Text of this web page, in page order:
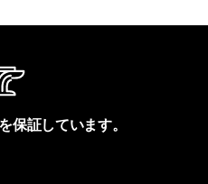
保証しています。